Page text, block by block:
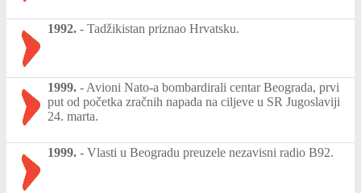
1992. - Tadžikistan priznao Hrvatsku.
1999. - Avioni Nato-a bombardirali centar Beograda, prvi
put od početka zračnih napada na ciljeve u SR Jugoslaviji
24. marta.
1999. - Vlasti u Beogradu preuzele nezavisni radio B92.